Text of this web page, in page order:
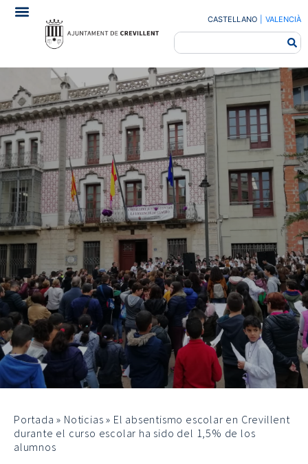
CASTELLANO VALENCIÀ
Portada » Noticias » El absentismo escolar en Crevillent
durante el curso escolar ha sido del 1,5% de los
alumnos